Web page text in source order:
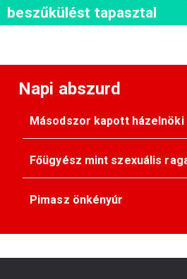
beszűkülést tapasztal
Napi abszurd
Másodszor kapott
Főügyész mint szexuális
Pimasz önkényúr